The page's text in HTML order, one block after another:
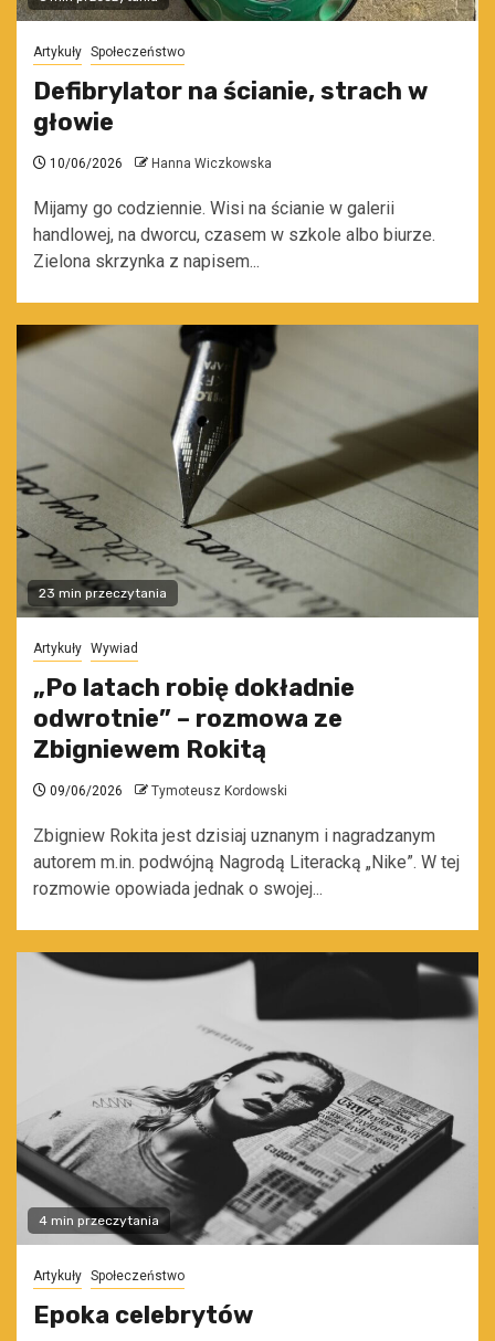
Artykuły Społeczeństwo
Defibrylator na ścianie, strach w
głowie
10/06/2026 Hanna Wiczkowska
Mijamy go codziennie. Wisi na ścianie w galerii
handlowej, na dworcu, czasem w szkole albo biurze.
Zielona skrzynka z napisem...
23 min przeczytania
Artykuły Wywiad
„Po latach robię dokładnie
odwrotnie” – rozmowa ze
Zbigniewem Rokitą
09/06/2026 Tymoteusz Kordowski
Zbigniew Rokita jest dzisiaj uznanym i nagradzanym
autorem m.in. podwójną Nagrodą Literacką „Nike”. W tej
rozmowie opowiada jednak o swojej...
4 min przeczytania
Artykuły Społeczeństwo
Epoka celebrytów